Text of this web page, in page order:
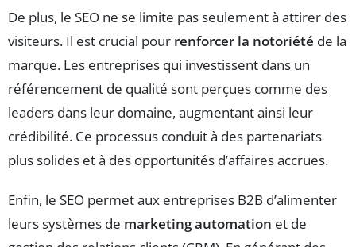
De plus, le SEO ne se limite pas seulement à attirer des
visiteurs. Il est crucial pour renforcer la notoriété de la
marque. Les entreprises qui investissent dans un
référencement de qualité sont perçues comme des
leaders dans leur domaine, augmentant ainsi leur
crédibilité. Ce processus conduit à des partenariats
plus solides et à des opportunités d’affaires accrues.
Enfin, le SEO permet aux entreprises B2B d’alimenter
leurs systèmes de marketing automation et de